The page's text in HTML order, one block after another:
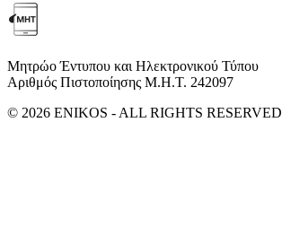
Μητρώο Έντυπου και Ηλεκτρονικού Τύπου
Αριθμός Πιστοποίησης Μ.Η.Τ. 242097
© 2026 ENIKOS - ALL RIGHTS RESERVED